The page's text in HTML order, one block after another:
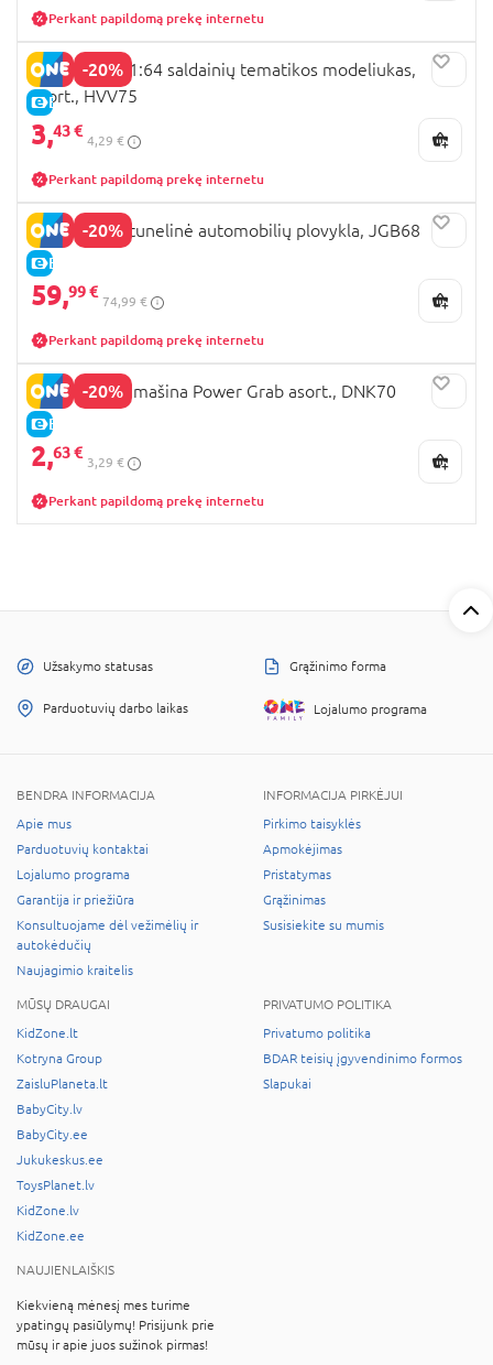
Perkant papildomą prekę internetu
-20%
E-KAINA
MATCHBOX 1:64 saldainių tematikos modeliukas,
asort., HVV75
3,43 €
4,29 €
Perkant papildomą prekę internetu
-20%
E-KAINA
MATCHBOX tunelinė automobilių plovykla, JGB68
59,99 €
74,99 €
Perkant papildomą prekę internetu
-20%
E-KAINA
MATCH BOX mašina Power Grab asort., DNK70
2,63 €
3,29 €
Perkant papildomą prekę internetu
Užsakymo statusas Grąžinimo forma
Parduotuvių darbo laikas Lojalumo programa
BENDRA INFORMACIJA
Apie mus
Parduotuvių kontaktai
Lojalumo programa
Garantija ir priežiūra
Konsultuojame dėl vežimėlių ir
autokėdučių
Naujagimio kraitelis
INFORMACIJA PIRKĖJUI
Pirkimo taisyklės
Apmokėjimas
Pristatymas
Grąžinimas
Susisiekite su mumis
MŪSŲ DRAUGAI
KidZone.lt
Kotryna Group
ZaisluPlaneta.lt
BabyCity.lv
BabyCity.ee
Jukukeskus.ee
ToysPlanet.lv
KidZone.lv
KidZone.ee
PRIVATUMO POLITIKA
Privatumo politika
BDAR teisių įgyvendinimo formos
Slapukai
NAUJIENLAIŠKIS
Kiekvieną mėnesį mes turime
ypatingų pasiūlymų! Prisijunk prie
mūsų ir apie juos sužinok pirmas!